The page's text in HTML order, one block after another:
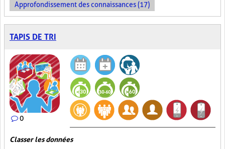
Approfondissement des connaissances (17)
TAPIS DE TRI
0
Classer les données